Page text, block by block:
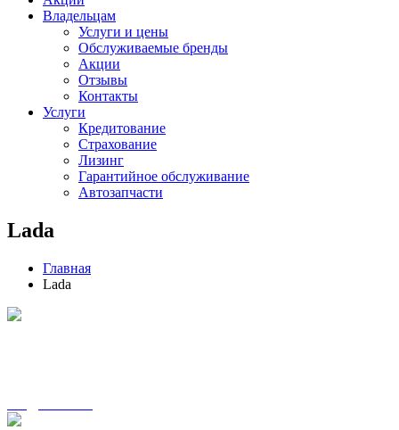
Владельцам
Услуги и цены
Обслуживаемые бренды
Акции
Отзывы
Контакты
Услуги
Кредитование
Страхование
Лизинг
Гарантийное обслуживание
Автозапчасти
Lada
Главная
Lada